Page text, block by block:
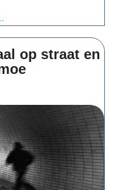
op straat en